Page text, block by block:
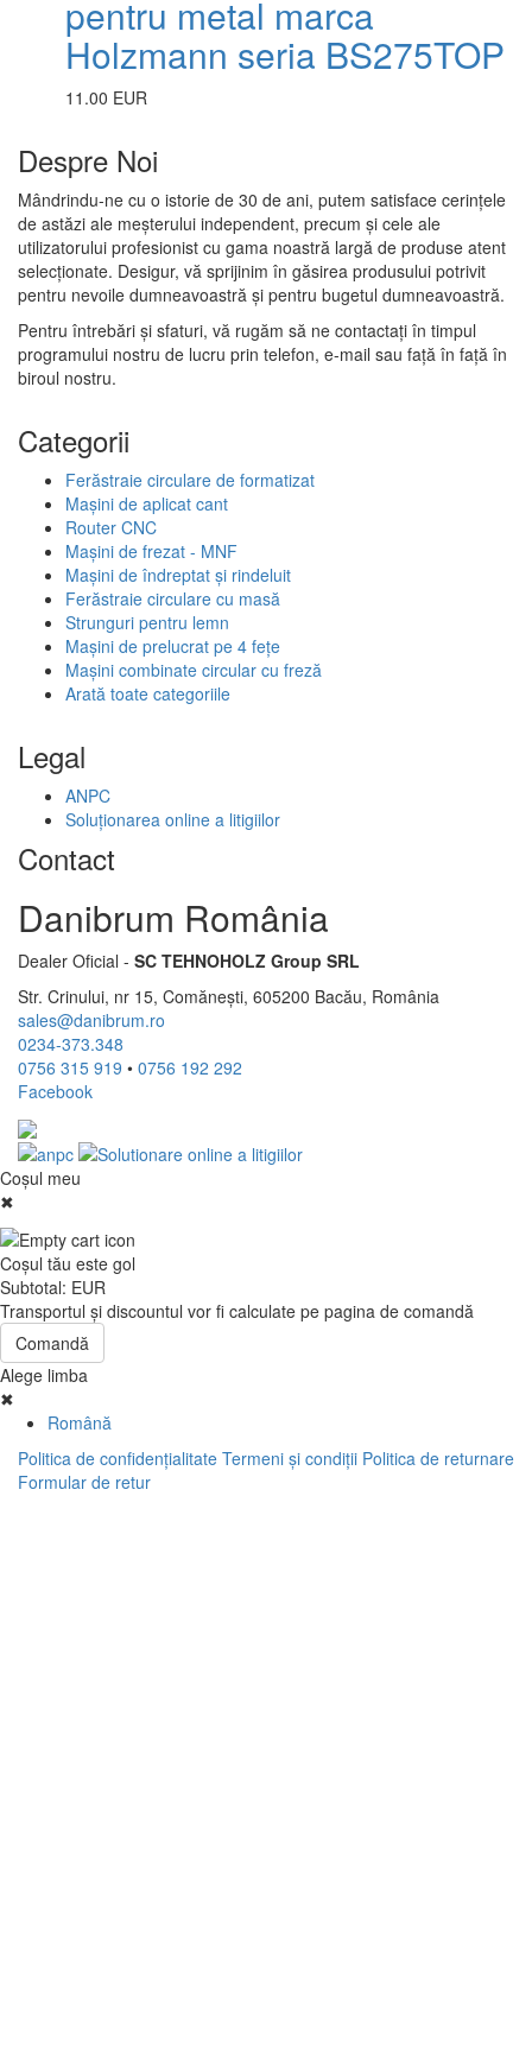
pentru metal marca
Holzmann seria BS275TOP
11.00 EUR
Despre Noi
Mândrindu-ne cu o istorie de 30 de ani, putem satisface cerințele
de astăzi ale meșterului independent, precum și cele ale
utilizatorului profesionist cu gama noastră largă de produse atent
selecționate. Desigur, vă sprijinim în găsirea produsului potrivit
pentru nevoile dumneavoastră și pentru bugetul dumneavoastră.
Pentru întrebări și sfaturi, vă rugăm să ne contactați în timpul
programului nostru de lucru prin telefon, e-mail sau față în față în
biroul nostru.
Categorii
Ferăstraie circulare de formatizat
Mașini de aplicat cant
Router CNC
Mașini de frezat - MNF
Mașini de îndreptat și rindeluit
Ferăstraie circulare cu masă
Strunguri pentru lemn
Mașini de prelucrat pe 4 fețe
Mașini combinate circular cu freză
Arată toate categoriile
Legal
ANPC
Soluționarea online a litigiilor
Contact
Danibrum România
Dealer Oficial - SC TEHNOHOLZ Group SRL
Str. Crinului, nr 15, Comănești, 605200 Bacău, România
sales@danibrum.ro
0234-373.348
0756 315 919 • 0756 192 292
Facebook
Coşul meu
✖
Coşul tău este gol
Subtotal: EUR
Transportul şi discountul vor fi calculate pe pagina de comandă
Comandă
Alege limba
✖
Română
Politica de confidenţialitate Termeni şi condiţii Politica de returnare
Formular de retur